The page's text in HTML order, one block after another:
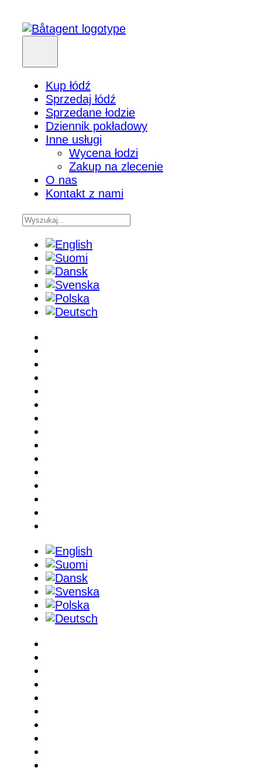
Kup łódź
Sprzedaj łódź
Sprzedane łodzie
Dziennik pokładowy
Inne usługi
Wycena łodzi
Zakup na zlecenie
O nas
Kontakt z nami